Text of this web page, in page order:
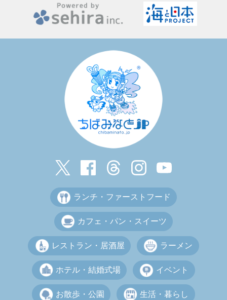
ランチ・ファーストフード
カフェ・パン・スイーツ
レストラン・居酒屋 ラーメン
ホテル・結婚式場 イベント
お散歩・公園 生活・暮らし